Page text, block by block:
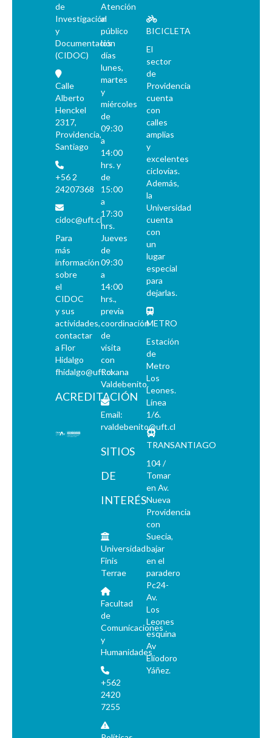
de
Investigación
y
Documentación
(CIDOC)
Calle
Alberto
Henckel
2317,
Providencia,
Santiago
+56 2
24207368
cidoc@uft.cl
Para
más
información
sobre
el
CIDOC
y sus
actividades,
contactar
a Flor
Hidalgo
fhidalgo@uft.cl
ACREDITACIÓN
Atención
al
público
los
días
lunes,
martes
y
miércoles
de
09:30
a
14:00
hrs. y
de
15:00
a
17:30
hrs.
Jueves
de
09:30
a
14:00
hrs.,
previa
coordinación
de
visita
con
Roxana
Valdebenito.
Email:
rvaldebenito@uft.cl
SITIOS
DE
INTERÉS
Universidad
Finis
Terrae
Facultad
de
Comunicaciones
y
Humanidades
+562
2420
7255
BICICLETA
El
sector
de
Providencia
cuenta
con
calles
amplias
y
excelentes
ciclovías.
Además,
la
Universidad
cuenta
con
un
lugar
especial
para
dejarlas.
METRO
Estación
de
Metro
Los
Leones.
Línea
1/6.
TRANSANTIAGO
104 /
Tomar
en Av.
Nueva
Providencia
con
Suecia,
bajar
en el
paradero
Pc24-
Av.
Los
Leones
esquina
Av
Eliodoro
Yáñez.